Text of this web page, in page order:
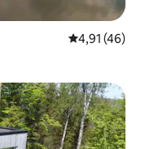
Просечна
4,91 (46)